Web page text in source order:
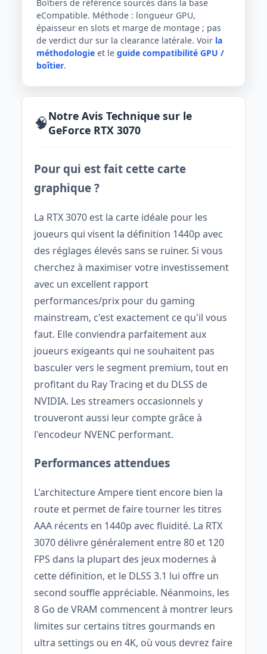
Boîtiers de référence sourcés dans la base
eCompatible. Méthode : longueur GPU,
épaisseur en slots et marge de montage ; pas
de verdict dur sur la clearance latérale. Voir la
méthodologie et le guide compatibilité GPU /
boîtier.
🧠Notre Avis Technique sur le
GeForce RTX 3070
Pour qui est fait cette carte
graphique ?
La RTX 3070 est la carte idéale pour les
joueurs qui visent la définition 1440p avec
des réglages élevés sans se ruiner. Si vous
cherchez à maximiser votre investissement
avec un excellent rapport
performances/prix pour du gaming
mainstream, c'est exactement ce qu'il vous
faut. Elle conviendra parfaitement aux
joueurs exigeants qui ne souhaitent pas
basculer vers le segment premium, tout en
profitant du Ray Tracing et du DLSS de
NVIDIA. Les streamers occasionnels y
trouveront aussi leur compte grâce à
l'encodeur NVENC performant.
Performances attendues
L'architecture Ampere tient encore bien la
route et permet de faire tourner les titres
AAA récents en 1440p avec fluidité. La RTX
3070 délivre généralement entre 80 et 120
FPS dans la plupart des jeux modernes à
cette définition, et le DLSS 3.1 lui offre un
second souffle appréciable. Néanmoins, les
8 Go de VRAM commencent à montrer leurs
limites sur certains titres gourmands en
ultra settings ou en 4K, où vous devrez faire